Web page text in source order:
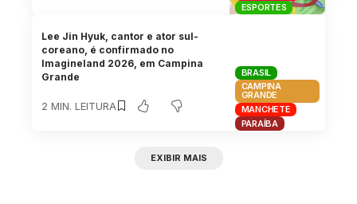
ESPORTES
BRASIL
CAMPINA
GRANDE
MANCHETE
PARAÍBA
Lee Jin Hyuk, cantor e ator sul-
coreano, é confirmado no
Imagineland 2026, em Campina
Grande
2 MIN. LEITURA
EXIBIR MAIS